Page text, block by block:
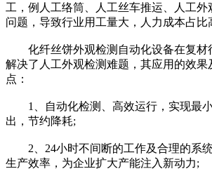
工，例人工络筒、人工丝车推运、人工
问题，导致行业用工量大，人力成本占比
化纤丝饼外观检测自动化设备在复材
解决了人工外观检测难题，其应用的效果
点：
1、自动化检测、高效运行，实现最
出，节约降耗;
2、24小时不间断的工作及合理的系
生产效率，为企业扩大产能注入新动力;